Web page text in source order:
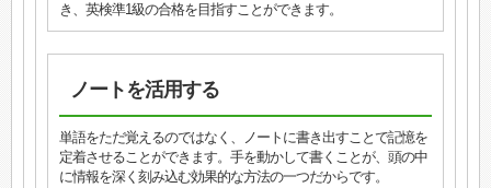
き、英検準1級の合格を目指すことができます。
ノートを活用する
単語をただ覚えるのではなく、ノートに書き出すことで記憶を
定着させることができます。手を動かして書くことが、頭の中
に情報を深く刻み込む効果的な方法の一つだからです。